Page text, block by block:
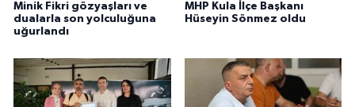
Minik Fikri gözyaşları ve
dualarla son yolculuğuna
uğurlandı
MHP Kula İlçe Başkanı
Hüseyin Sönmez oldu